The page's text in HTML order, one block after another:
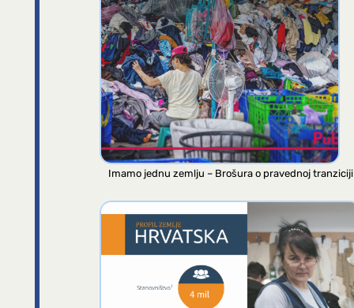
Imamo jednu zemlju – Brošura o pravednoj tranziciji